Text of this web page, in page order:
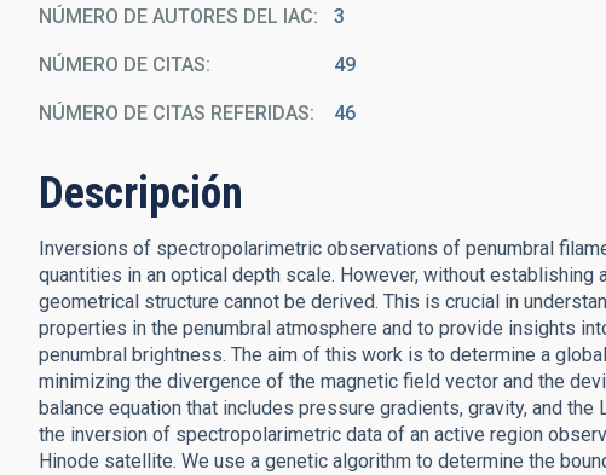
NÚMERO DE AUTORES DEL IAC 3
NÚMERO DE CITAS 49
NÚMERO DE CITAS REFERIDAS 46
Descripción
Inversions of spectropolarimetric observations of penumbral
quantities in an optical depth scale. However, without
geometrical structure cannot be derived. This is crucial in
properties in the penumbral atmosphere and to provide insights
penumbral brightness. The aim of this work is to determine a
minimizing the divergence of the magnetic field vector and the
balance equation that includes pressure gradients, gravity, and
the inversion of spectropolarimetric data of an active region
Hinode satellite. We use a genetic algorithm to determine the